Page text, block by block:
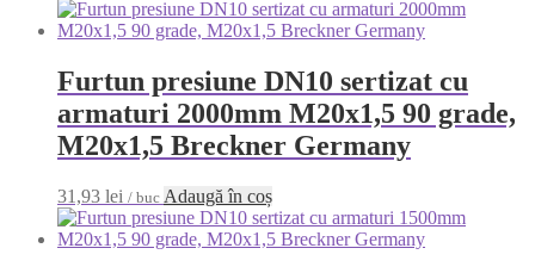
Furtun presiune DN10 sertizat cu
armaturi 2000mm M20x1,5 90 grade,
M20x1,5 Breckner Germany
31,93 lei / buc Adaugă în coș